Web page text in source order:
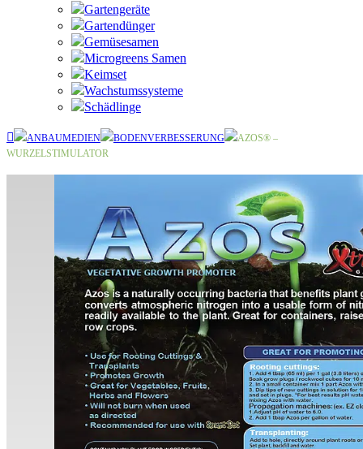
Gartengeräte
Gartendünger
Gemüsesamen
Microgreens Samen
Keimset
Wachstumssysteme
Schädlinge
ANBAUMEDIEN BODENVERBESSERUNG
AZOS® –
WURZELSTIMULATOR